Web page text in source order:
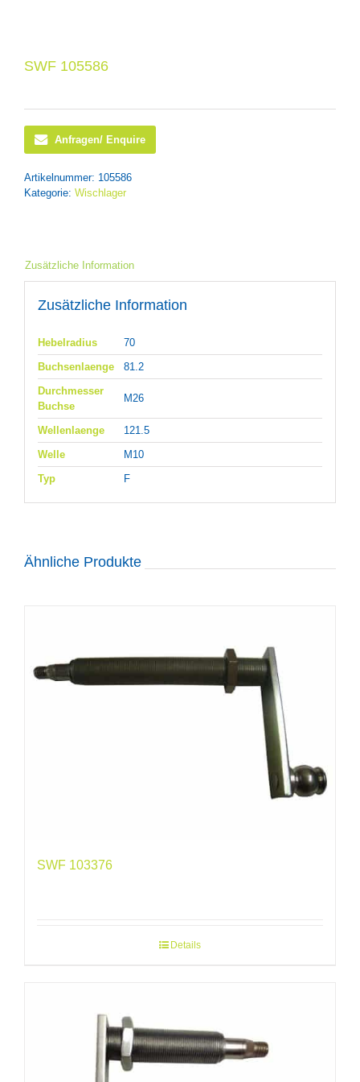
SWF 105586
Anfragen/ Enquire
Artikelnummer: 105586
Kategorie: Wischlager
Zusätzliche Information
Zusätzliche Information
Hebelradius
70
Buchsenlaenge
81.2
Durchmesser
Buchse
M26
Wellenlaenge
121.5
Welle
M10
Typ
F
Ähnliche Produkte
SWF 103376
Details